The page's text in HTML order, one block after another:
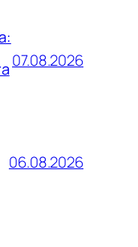
07.08.2026
06.08.2026